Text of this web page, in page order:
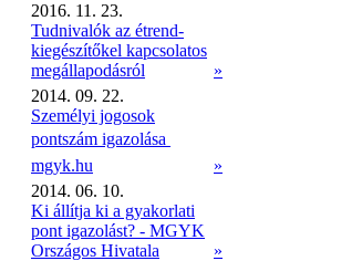
2016. 11. 23.
Tudnivalók az étrend-
kiegészítőkel kapcsolatos
megállapodásról
»
2014. 09. 22.
Személyi jogosok
pontszám igazolása 
mgyk.hu
»
2014. 06. 10.
Ki állítja ki a gyakorlati
pont igazolást? - MGYK
Országos Hivatala
»